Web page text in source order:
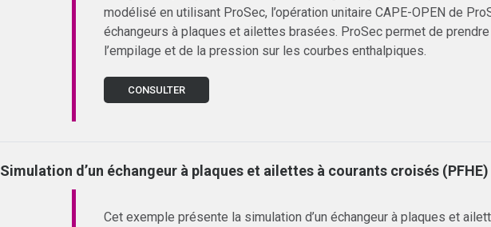
modélisé en utilisant ProSec, l’opération unitaire CAPE-OPEN de
échangeurs à plaques et ailettes brasées. ProSec permet de
l’empilage et de la pression sur les courbes enthalpiques.
CONSULTER
Simulation d’un échangeur à plaques et ailettes à courants croisés (PFHE)
Cet exemple présente la simulation d’un échangeur à plaques et